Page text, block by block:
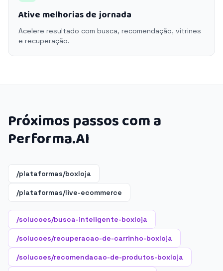
Ative melhorias de jornada
Acelere resultado com busca, recomendação, vitrines
e recuperação.
Próximos passos com a
Performa.AI
/plataformas/boxloja
/plataformas/live-ecommerce
/solucoes/busca-inteligente-boxloja
/solucoes/recuperacao-de-carrinho-boxloja
/solucoes/recomendacao-de-produtos-boxloja